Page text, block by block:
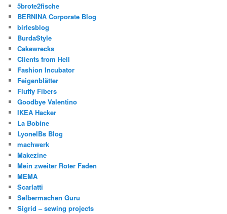
5brote2fische
BERNINA Corporate Blog
birlesblog
BurdaStyle
Cakewrecks
Clients from Hell
Fashion Incubator
Feigenblätter
Fluffy Fibers
Goodbye Valentino
IKEA Hacker
La Bobine
LyonelBs Blog
machwerk
Makezine
Mein zweiter Roter Faden
MEMA
Scarlatti
Selbermachen Guru
Sigrid – sewing projects